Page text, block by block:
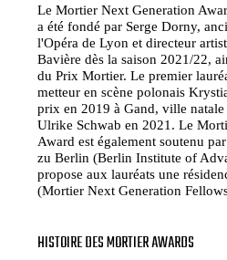
Le Mortier Next Generation
a été fondé par Serge Dorny,
l'Opéra de Lyon et directeur
Bavière dès la saison 2021/22,
du Prix Mortier. Le premier
metteur en scène polonais
prix en 2019 à Gand, ville
Ulrike Schwab en 2021. Le
Award est également soutenu
zu Berlin (Berlin Institute of
propose aux lauréats une
(Mortier Next Generation
HISTOIRE DES MORTIER AWARDS